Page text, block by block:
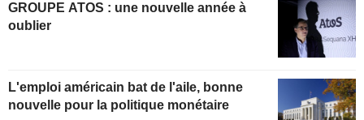
GROUPE ATOS : une nouvelle année à
oublier
L'emploi américain bat de l'aile, bonne
nouvelle pour la politique monétaire